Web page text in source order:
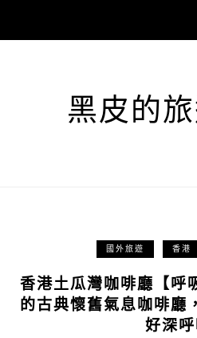
黑皮的
國外旅遊 香港
香港土瓜灣咖啡廳【呼
的古典懷舊氣息咖啡廳
好深